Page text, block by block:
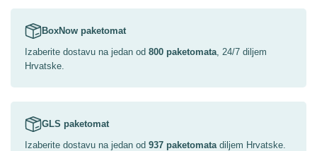
BoxNow paketomat
Izaberite dostavu na jedan od 800 paketomata, 24/7 diljem
Hrvatske.
GLS paketomat
Izaberite dostavu na jedan od 937 paketomatadiljem Hrvatske.